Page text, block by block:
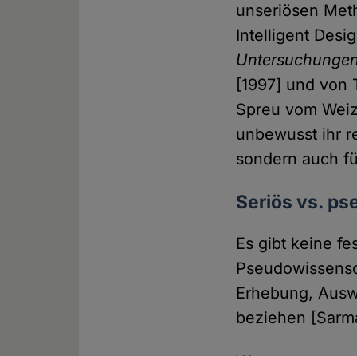
unseriösen
Intelligent
[1997] und von
Spreu vom
unbewusst ihr
sondern auch
Seriös vs.
Es gibt keine
Erhebung,
beziehen